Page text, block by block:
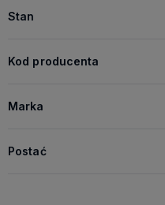
Stan
Kod producenta
Marka
Postać